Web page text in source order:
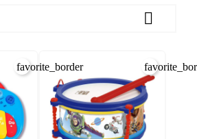

favorite_border